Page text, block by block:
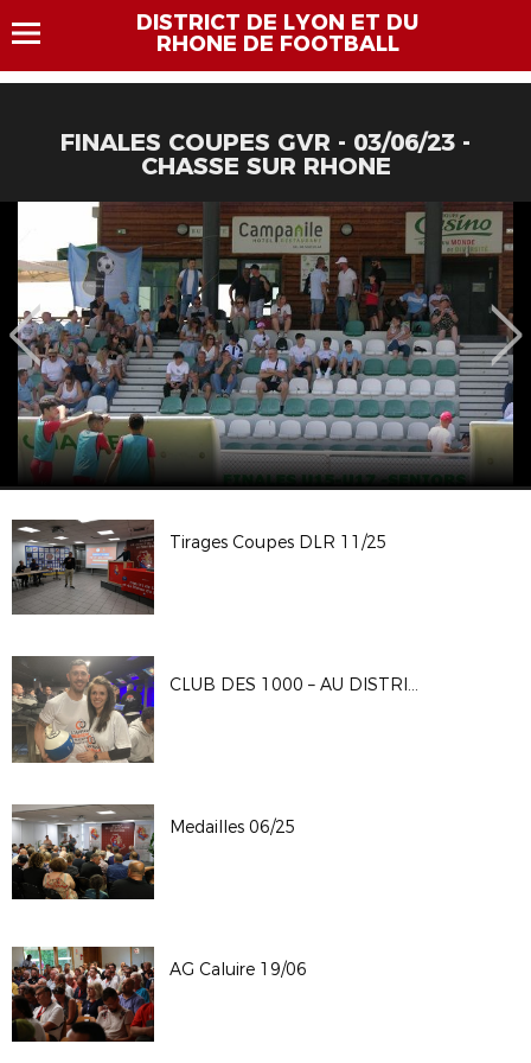
DISTRICT DE LYON ET DU
RHONE DE FOOTBALL
FINALES COUPES GVR - 03/06/23 -
CHASSE SUR RHONE
Tirages Coupes DLR 11/25
CLUB DES 1000 – AU DISTRICT LE CHALLENGE ENTREPRISES…
Medailles 06/25
AG Caluire 19/06